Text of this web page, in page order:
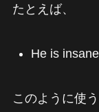
たとえば、
He is
このように使